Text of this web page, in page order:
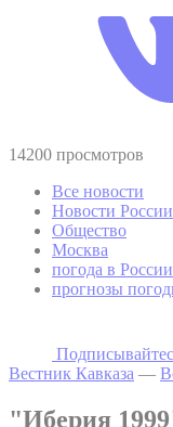
14200 просмотров
Все новости
Новости России
Общество
Москва
погода в России
прогнозы
Вестник Кавказа —
"Иберия